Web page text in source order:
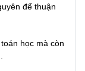
để thuận
học mà còn